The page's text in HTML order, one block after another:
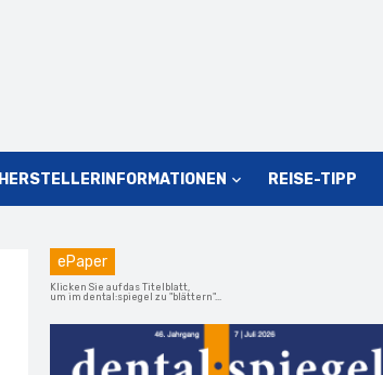
HERSTELLERINFORMATIONEN REISE-TIPP
ePaper
Klicken Sie auf das Titelblatt,
um im dental:spiegel zu "blättern"...